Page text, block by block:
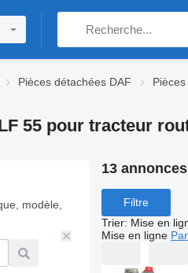
Pièces détachées DAF
55 pour tracteur
modèle,
13
Filtre
Trier: Mise en
Mise en ligne